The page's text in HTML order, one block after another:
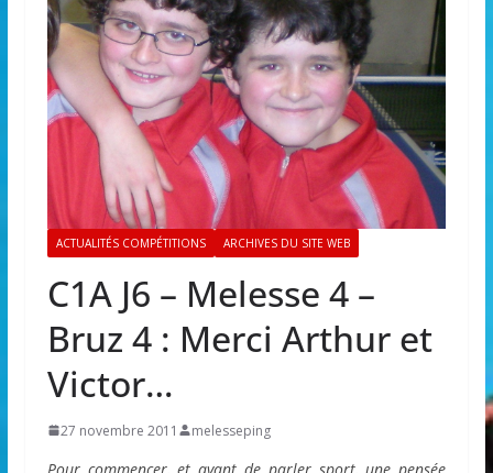
ACTUALITÉS COMPÉTITIONS ARCHIVES DU SITE WEB
C1A J6 – Melesse 4 –
Bruz 4 : Merci Arthur et
Victor…
27 novembre 2011 melesseping